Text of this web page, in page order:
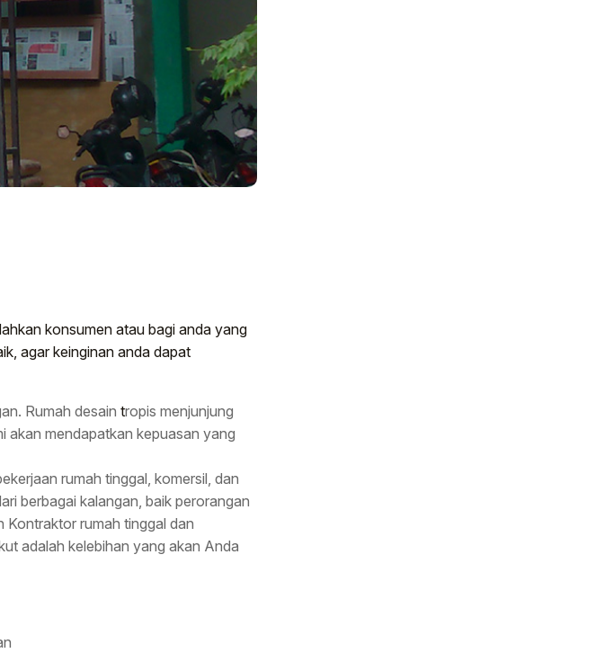
konsumen atau bagi anda yang
agar keinginan anda dapat
Rumah desain tropis menjunjung
akan mendapatkan kepuasan yang
rumah tinggal, komersil, dan
berbagai kalangan, baik perorangan
Kontraktor rumah tinggal dan
adalah kelebihan yang akan Anda